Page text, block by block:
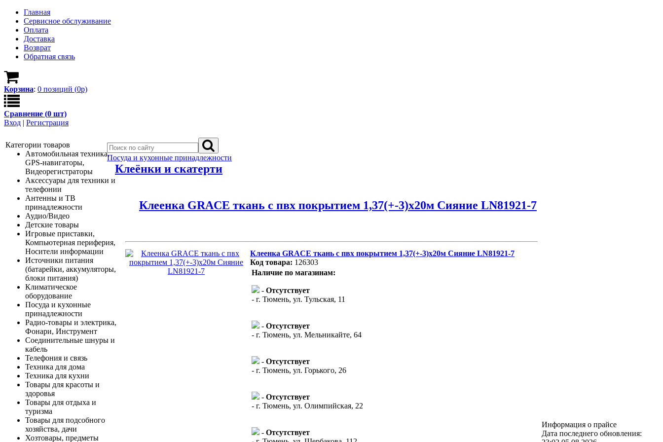
Главная
Сервисное обслуживание
Оплата
Доставка
Возврат
Обратная связь
Корзина: 0 позиций (0р)
Сравнение (0 шт)
Вход | Регистрация
Категории товаров
Автомобильная техника,
GPS-навигаторы,
Видеорегистраторы
Аксессуары для техники и
телефонии
Антенны и ТВ
принадлежности
Аудио/Видео
Детские товары
Игровые приставки,
Компьютерная периферия,
Носители информации
Источники питания
(батарейки, аккумуляторы,
блоки питания)
Климатическое
оборудование
Посуда и кухонные
принадлежности
Радио-товары и электрика,
Фонари, Инструмент
Соединительные шнуры и
кабель
Телефония и связь
Техника для дома
Техника для кухни
Товары для красоты и
здоровья
Товары для отдыха и
туризма
Товары для подсобного
хозяйства, дачи
Хозтовары, предметы
Посуда и кухонные принадлежности
Клеёнки и скатерти
Клеенка GRACE ткань с пвх покрытием 1,37(+-3)х20м Сияние LN81921-7
Клеенка GRACE ткань с пвх покрытием 1,37(+-3)х20м Сияние LN81921-7
Код товара: 126303
Наличие по магазинам:
- Отсутствует
- г. Тюмень, ул. Тульская, 11
- Отсутствует
- г. Тюмень, ул. Мельникайте, 64
- Отсутствует
- г. Тюмень, ул. Горького, 26
- Отсутствует
- г. Тюмень, ул. Олимпийская, 22
- Отсутствует
Информация о прайсе
Дата последнего обновления: